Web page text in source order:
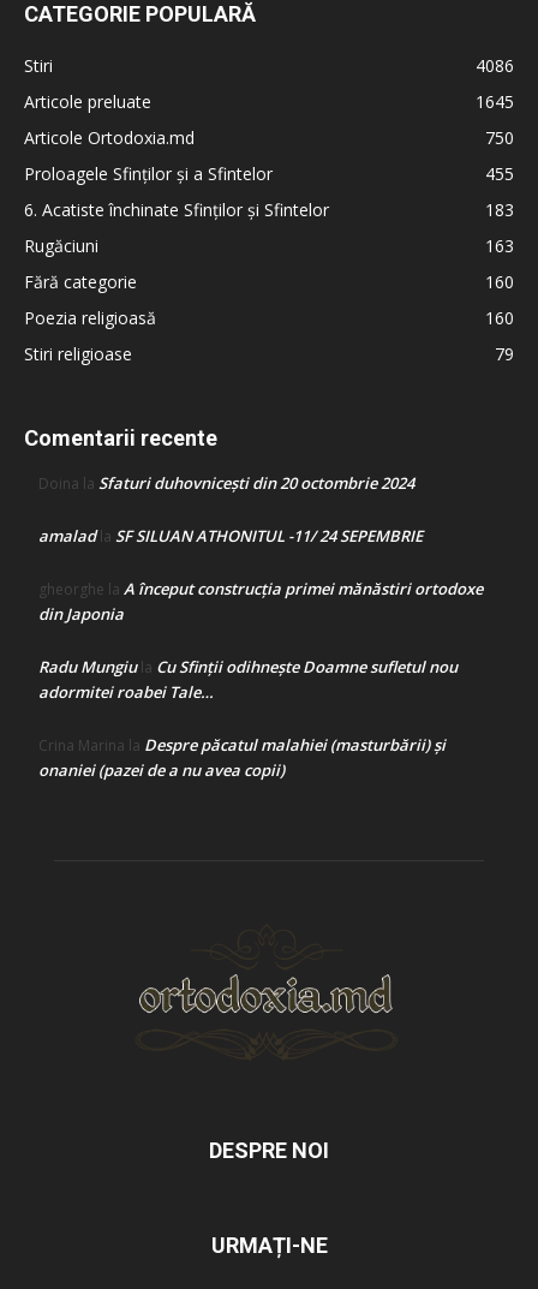
CATEGORIE POPULARĂ
Stiri
4086
Articole preluate
1645
Articole Ortodoxia.md
750
Proloagele Sfinților și a Sfintelor
455
6. Acatiste închinate Sfinților și Sfintelor
183
Rugăciuni
163
Fără categorie
160
Poezia religioasă
160
Stiri religioase
79
Comentarii recente
Doina la Sfaturi duhovnicești din 20 octombrie 2024
amaladla SF SILUAN ATHONITUL -11/ 24 SEPEMBRIE
gheorghe la A început construcţia primei mănăstiri ortodoxe
din Japonia
Radu Mungiula Cu Sfinții odihnește Doamne sufletul nou
adormitei roabei Tale…
Crina Marina la Despre păcatul malahiei (masturbării) şi
onaniei (pazei de a nu avea copii)
DESPRE NOI
URMAȚI-NE